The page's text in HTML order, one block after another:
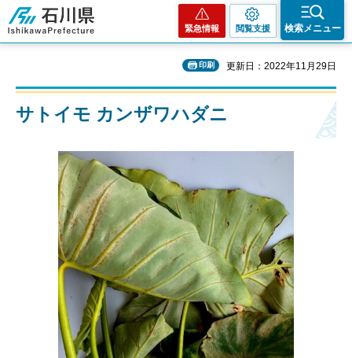
石川県
緊急情報 閲覧支援 検索メニュー
印刷 更新日：2022年11月29日
サトイモ カンザワハダニ